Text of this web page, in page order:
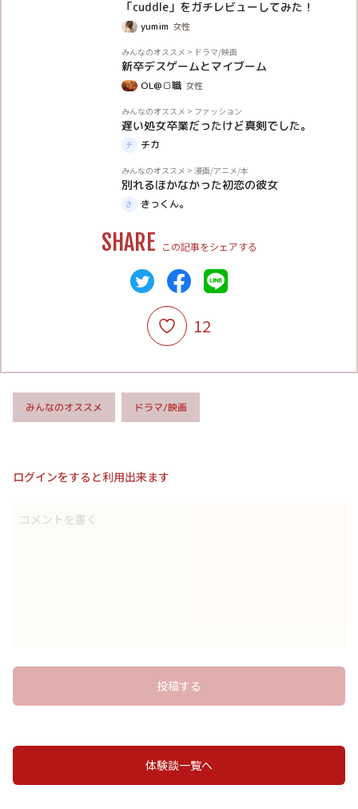
「cuddle」をガチレビューしてみた！
yumim 女性
みんなのオススメ > ドラマ/映画
新卒デスゲームとマイブーム
OL@🍞職 女性
みんなのオススメ > ファッション
遅い処女卒業だったけど真剣でした。
チカ
みんなのオススメ > 漫画/アニメ/本
別れるほかなかった初恋の彼女
きっくん。
SHARE この記事をシェアする
12
みんなのオススメ ドラマ/映画
ログインをすると利用出来ます
コメントを書く
投稿する
体験談一覧へ